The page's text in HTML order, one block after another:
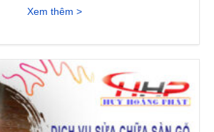
Xem thêm >